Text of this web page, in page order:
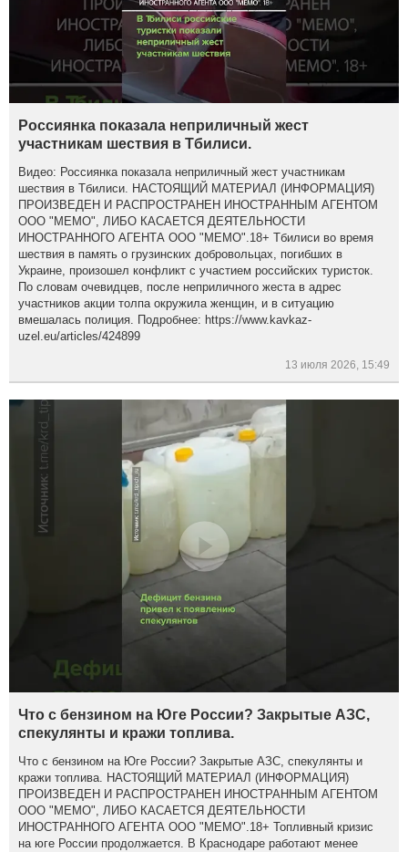
Россиянка показала неприличный жест
участникам шествия в Тбилиси.
Видео: Россиянка показала неприличный жест участникам
шествия в Тбилиси. НАСТОЯЩИЙ МАТЕРИАЛ (ИНФОРМАЦИЯ)
ПРОИЗВЕДЕН И РАСПРОСТРАНЕН ИНОСТРАННЫМ АГЕНТОМ
ООО "МЕМО", ЛИБО КАСАЕТСЯ ДЕЯТЕЛЬНОСТИ
ИНОСТРАННОГО АГЕНТА ООО "МЕМО".18+ Тбилиси во время
шествия в память о грузинских добровольцах, погибших в
Украине, произошел конфликт с участием российских туристок.
По словам очевидцев, после неприличного жеста в адрес
участников акции толпа окружила женщин, и в ситуацию
вмешалась полиция. Подробнее: https://www.kavkaz-
uzel.eu/articles/424899
13 июля 2026, 15:49
Что с бензином на Юге России? Закрытые АЗС,
спекулянты и кражи топлива.
Что с бензином на Юге России? Закрытые АЗС, спекулянты и
кражи топлива. НАСТОЯЩИЙ МАТЕРИАЛ (ИНФОРМАЦИЯ)
ПРОИЗВЕДЕН И РАСПРОСТРАНЕН ИНОСТРАННЫМ АГЕНТОМ
ООО "МЕМО", ЛИБО КАСАЕТСЯ ДЕЯТЕЛЬНОСТИ
ИНОСТРАННОГО АГЕНТА ООО "МЕМО".18+ Топливный кризис
на юге России продолжается. В Краснодаре работают менее